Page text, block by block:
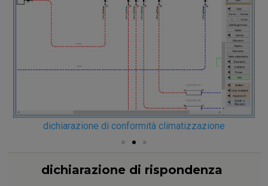
dichiarazione di conformità climatizzazione
dichiarazione di rispondenza